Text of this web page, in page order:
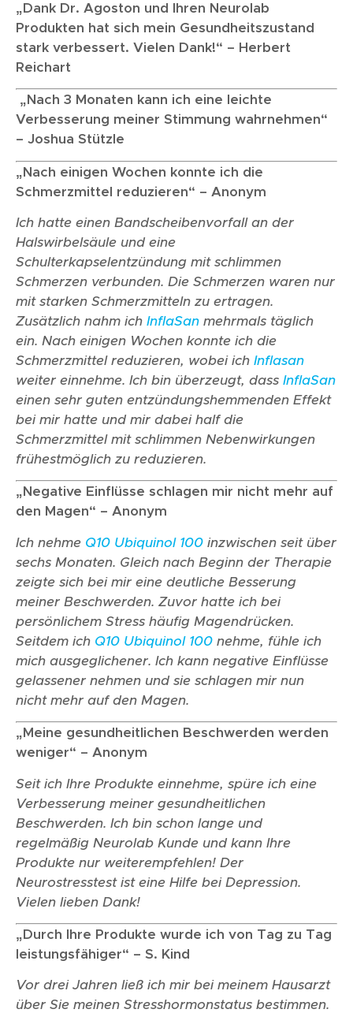
„Dank Dr. Agoston und Ihren Neurolab
Produkten hat sich mein Gesundheitszustand
stark verbessert. Vielen Dank!“ – Herbert
Reichart
„Nach 3 Monaten kann ich eine leichte
Verbesserung meiner Stimmung wahrnehmen“
– Joshua Stützle
„Nach einigen Wochen konnte ich die
Schmerzmittel reduzieren“ – Anonym
Ich hatte einen Bandscheibenvorfall an der
Halswirbelsäule und eine
Schulterkapselentzündung mit schlimmen
Schmerzen verbunden. Die Schmerzen waren nur
mit starken Schmerzmitteln zu ertragen.
Zusätzlich nahm ich InflaSan mehrmals täglich
ein. Nach einigen Wochen konnte ich die
Schmerzmittel reduzieren, wobei ich Inflasan
weiter einnehme. Ich bin überzeugt, dass InflaSan
einen sehr guten entzündungshemmenden Effekt
bei mir hatte und mir dabei half die
Schmerzmittel mit schlimmen Nebenwirkungen
frühestmöglich zu reduzieren.
„Negative Einflüsse schlagen mir nicht mehr auf
den Magen“ – Anonym
Ich nehme Q10 Ubiquinol 100 inzwischen seit über
sechs Monaten. Gleich nach Beginn der Therapie
zeigte sich bei mir eine deutliche Besserung
meiner Beschwerden. Zuvor hatte ich bei
persönlichem Stress häufig Magendrücken.
Seitdem ich Q10 Ubiquinol 100 nehme, fühle ich
mich ausgeglichener. Ich kann negative Einflüsse
gelassener nehmen und sie schlagen mir nun
nicht mehr auf den Magen.
„Meine gesundheitlichen Beschwerden werden
weniger“ – Anonym
Seit ich Ihre Produkte einnehme, spüre ich eine
Verbesserung meiner gesundheitlichen
Beschwerden. Ich bin schon lange und
regelmäßig Neurolab Kunde und kann Ihre
Produkte nur weiterempfehlen! Der
Neurostresstest ist eine Hilfe bei Depression.
Vielen lieben Dank!
„Durch Ihre Produkte wurde ich von Tag zu Tag
leistungsfähiger“ – S. Kind
Vor drei Jahren ließ ich mir bei meinem Hausarzt
über Sie meinen Stresshormonstatus bestimmen.